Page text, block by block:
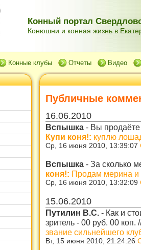
Конный портал
Конюшни и конная жизнь в
Конные клубы Отчеты Видео
Публичные
16.06.2010
Вспышка - Вы
Купи коня!: куплю
Ср, 16 июня 2010, 13:39:07
Вспышка - За сколько
коня!: Продам мерина и
Ср, 16 июня 2010, 13:32:09
15.06.2010
Путилин В.С. - Как и
зритель - 00 руб. 00 коп.
звание сильнейшего
Вт, 15 июня 2010, 21:24:26